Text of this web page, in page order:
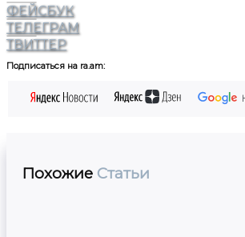
ФЕЙСБУК
ТЕЛЕГРАМ
ТВИТТЕР
Подписаться на ra.am:
Похожие Статьи